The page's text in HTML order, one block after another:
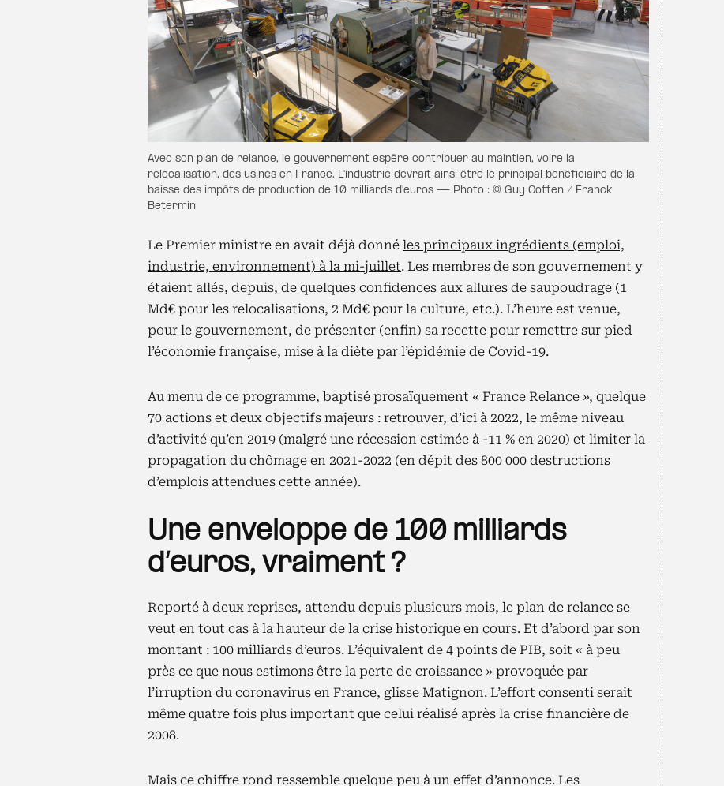
Avec son plan de relance, le gouvernement espère contribuer au maintien, voire la
relocalisation, des usines en France. L'industrie devrait ainsi être le principal bénéficiaire de la
baisse des impôts de production de 10 milliards d'euros — Photo : © Guy Cotten / Franck
Betermin
Le Premier ministre en avait déjà donné les principaux ingrédients (emploi,
industrie, environnement) à la mi-juillet. Les membres de son gouvernement y
étaient allés, depuis, de quelques confidences aux allures de saupoudrage (1
Md€ pour les relocalisations, 2 Md€ pour la culture, etc.). L’heure est venue,
pour le gouvernement, de présenter (enfin) sa recette pour remettre sur pied
l’économie française, mise à la diète par l’épidémie de Covid-19.
Au menu de ce programme, baptisé prosaïquement « France Relance », quelque
70 actions et deux objectifs majeurs : retrouver, d’ici à 2022, le même niveau
d’activité qu’en 2019 (malgré une récession estimée à -11 % en 2020) et limiter la
propagation du chômage en 2021-2022 (en dépit des 800 000 destructions
d’emplois attendues cette année).
Une enveloppe de 100 milliards
d’euros, vraiment ?
Reporté à deux reprises, attendu depuis plusieurs mois, le plan de relance se
veut en tout cas à la hauteur de la crise historique en cours. Et d’abord par son
montant : 100 milliards d’euros. L’équivalent de 4 points de PIB, soit « à peu
près ce que nous estimons être la perte de croissance » provoquée par
l’irruption du coronavirus en France, glisse Matignon. L’effort consenti serait
même quatre fois plus important que celui réalisé après la crise financière de
2008.
Mais ce chiffre rond ressemble quelque peu à un effet d’annonce. Les